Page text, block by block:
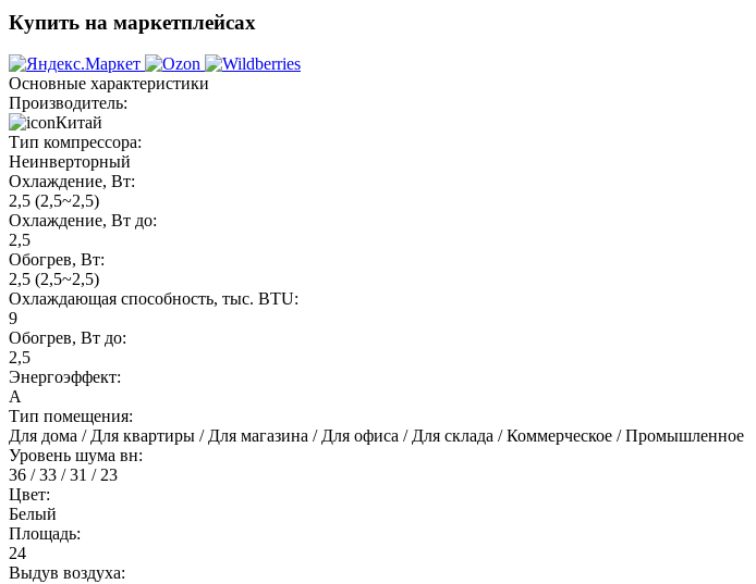
Купить на маркетплейсах
Основные характеристики
Производитель:
Китай
Тип компрессора:
Неинверторный
Охлаждение, Вт:
2,5 (2,5~2,5)
Охлаждение, Вт до:
2,5
Обогрев, Вт:
2,5 (2,5~2,5)
Охлаждающая способность, тыс. BTU:
9
Обогрев, Вт до:
2,5
Энергоэффект:
А
Тип помещения:
Для дома / Для квартиры / Для магазина / Для офиса / Для склада / Коммерческое / Промышленное
Уровень шума вн:
36 / 33 / 31 / 23
Цвет:
Белый
Площадь:
24
Выдув воздуха: